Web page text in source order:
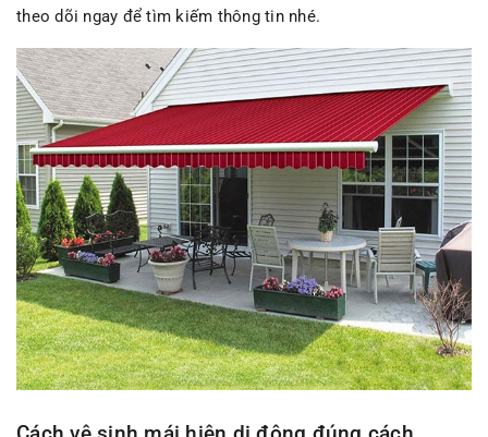
theo dõi ngay để tìm kiếm thông tin nhé.